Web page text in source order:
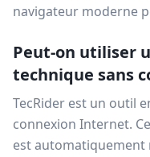
navigateur moderne
Peut-on utiliser
technique sans
TecRider est un outil
connexion Internet.
est automatiquement